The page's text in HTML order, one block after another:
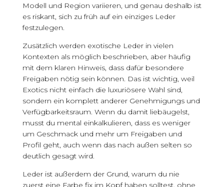
Modell und Region variieren, und genau deshalb ist
es riskant, sich zu früh auf ein einziges Leder
festzulegen.
Zusätzlich werden exotische Leder in vielen
Kontexten als möglich beschrieben, aber häufig
mit dem klaren Hinweis, dass dafür besondere
Freigaben nötig sein können. Das ist wichtig, weil
Exotics nicht einfach die luxuriösere Wahl sind,
sondern ein komplett anderer Genehmigungs und
Verfügbarkeitsraum. Wenn du damit liebäugelst,
musst du mental einkalkulieren, dass es weniger
um Geschmack und mehr um Freigaben und
Profil geht, auch wenn das nach außen selten so
deutlich gesagt wird.
Leder ist außerdem der Grund, warum du nie
zuerst eine Farbe fix im Kopf haben solltest, ohne